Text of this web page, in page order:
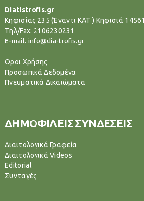
Diatistrofis.gr
Κηφισίας 235 (Έναντι ΚΑΤ ) Κηφισιά 14561
Tηλ/Fax: 2106230231
E-mail: info@dia-trofis.gr
Όροι Χρήσης
Προσωπικά Δεδομένα
Πνευματικά Δικαιώματα
ΔΗΜΟΦΙΛΕΙΣ ΣΥΝΔΕΣΕΙΣ
Διαιτολογικά Γραφεία
Διαιτολογικά Videos
Editorial
Συνταγές